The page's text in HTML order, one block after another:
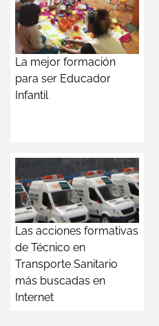
La mejor formación
para ser Educador
Infantil
Las acciones formativas
de Técnico en
Transporte Sanitario
más buscadas en
Internet